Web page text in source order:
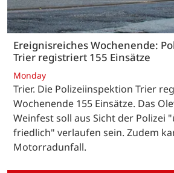
Ereignisreiches Wochenende:
Trier registriert 155 Einsätze
Monday
Trier. Die Polizeiinspektion Trier
Wochenende 155 Einsätze. Das
Weinfest soll aus Sicht der Polizei
friedlich" verlaufen sein. Zudem
Motorradunfall.